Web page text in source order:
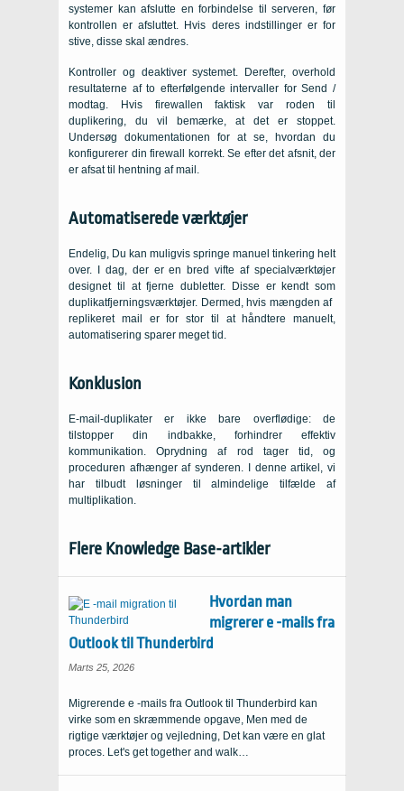
systemer kan afslutte en forbindelse til serveren, før
kontrollen er afsluttet. Hvis deres indstillinger er for
stive, disse skal ændres.
Kontroller og deaktiver systemet. Derefter, overhold
resultaterne af to efterfølgende intervaller for Send /
modtag. Hvis firewallen faktisk var roden til
duplikering, du vil bemærke, at det er stoppet.
Undersøg dokumentationen for at se, hvordan du
konfigurerer din firewall korrekt. Se efter det afsnit, der
er afsat til hentning af mail.
Automatiserede værktøjer
Endelig, Du kan muligvis springe manuel tinkering helt
over. I dag, der er en bred vifte af specialværktøjer
designet til at fjerne dubletter. Disse er kendt som
duplikatfjerningsværktøjer. Dermed, hvis mængden af ​​
replikeret mail er for stor til at håndtere manuelt,
automatisering sparer meget tid.
Konklusion
E-mail-duplikater er ikke bare overflødige: de
tilstopper din indbakke, forhindrer effektiv
kommunikation. Oprydning af rod tager tid, og
proceduren afhænger af synderen. I denne artikel, vi
har tilbudt løsninger til almindelige tilfælde af
multiplikation.
Flere Knowledge Base-artikler
Hvordan man
migrerer e -mails fra
Outlook til Thunderbird
Marts 25, 2026
Migrerende e -mails fra Outlook til Thunderbird kan
virke som en skræmmende opgave, Men med de
rigtige værktøjer og vejledning, Det kan være en glat
proces. Let's get together and walk…